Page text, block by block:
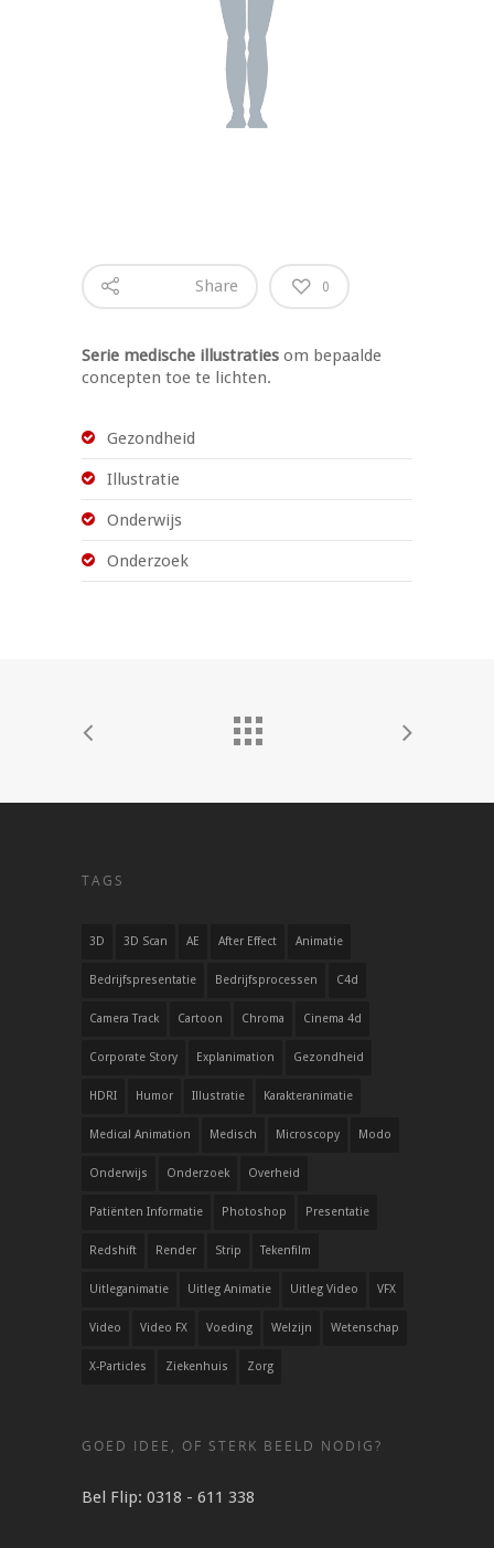
Share 0
Serie medische illustraties om bepaalde
concepten toe te lichten.
Gezondheid
Illustratie
Onderwijs
Onderzoek
TAGS
3D 3D Scan AE After Effect Animatie
Bedrijfspresentatie Bedrijfsprocessen C4d
Camera Track Cartoon Chroma Cinema 4d
Corporate Story Explanimation Gezondheid
HDRI Humor Illustratie Karakteranimatie
Medical Animation Medisch Microscopy Modo
Onderwijs Onderzoek Overheid
Patiënten Informatie Photoshop Presentatie
Redshift Render Strip Tekenfilm
Uitleganimatie Uitleg Animatie Uitleg Video VFX
Video Video FX Voeding Welzijn Wetenschap
X-Particles Ziekenhuis Zorg
GOED IDEE, OF STERK BEELD NODIG?
Bel Flip: 0318 - 611 338